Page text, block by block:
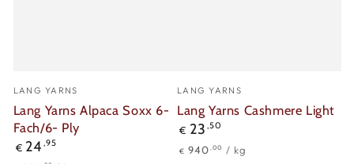
Verkäufer/in:
LANG YARNS
Lang Yarns Alpaca Soxx 6-
Fach/6- Ply
Regulärer
Preis
€ 24 ,95
Verkäufer/in:
LANG YARNS
Lang Yarns Cashmere Light
Regulärer
Preis
€ 23 ,50
Stückpreis
€ 940 ,00 / pro
kg